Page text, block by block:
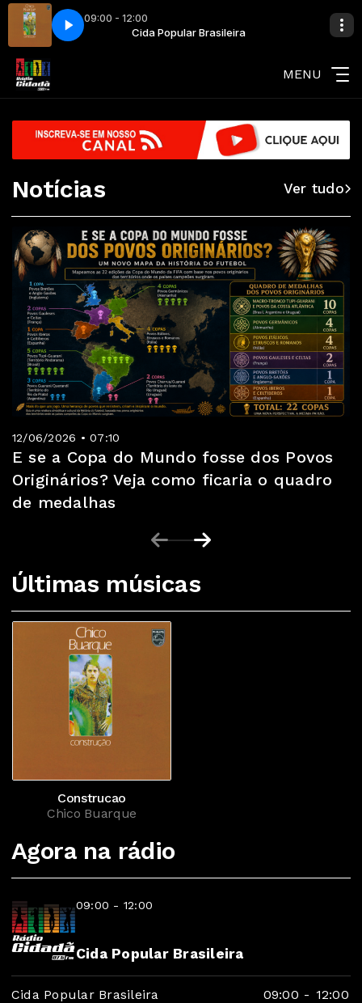
09:00 - 12:00
Cida Popular Brasileira
Chico Buarque - Construcao
MENU
Notícias Ver tudo
12/06/2026 • 07:10
E se a Copa do Mundo fosse dos Povos
Originários? Veja como ficaria o quadro
de medalhas
Últimas músicas
Chico Buarque
Construcao
Agora na rádio
09:00 - 12:00
Cida Popular Brasileira
Cida Popular Brasileira 09:00 - 12:00